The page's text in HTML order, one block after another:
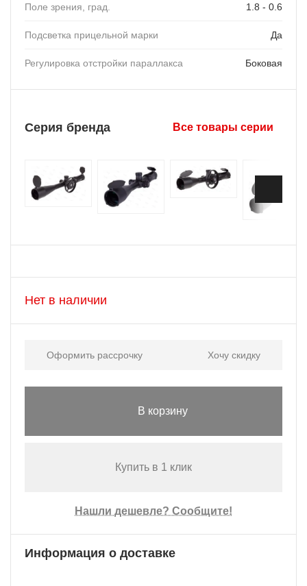
Поле зрения, град. 1.8 - 0.6
Подсветка прицельной марки Да
Регулировка отстройки параллакса Боковая
Серия бренда Все товары серии
Нет в наличии
Оформить рассрочку Хочу скидку
В корзину
Купить в 1 клик
Нашли дешевле? Сообщите!
Информация о доставке